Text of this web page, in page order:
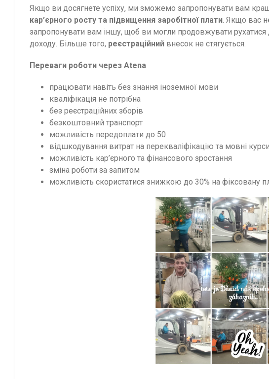
Якщо ви досягнете успіху, ми зможемо запропонувати вам
кар’єрного росту та підвищення заробітної плати. Якщо вас
запропонувати вам іншу, щоб ви могли продовжувати рухатися
доходу. Більше того, реєстраційний внесок не стягується.
Переваги роботи через Atena
працювати навіть без знання іноземної мови
кваліфікація не потрібна
без реєстраційних зборів
безкоштовний транспорт
можливість передоплати до 50
відшкодування витрат на перекваліфікацію та мовні курси
можливість кар’єрного та фінансового зростання
зміна роботи за запитом
можливість скористатися знижкою до 30% на фіксовану